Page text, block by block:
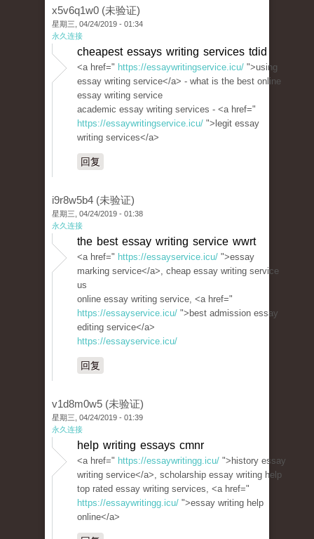
x5v6q1w0 (未验证)
星期三, 04/24/2019 - 01:34
永久连接
cheapest essays writing services tdid
<a href=" https://essaywritingservice.icu/ ">using
essay writing service</a> - what is the best online
essay writing service
academic essay writing services - <a href="
https://essaywritingservice.icu/ ">legit essay
writing services</a>
回复
i9r8w5b4 (未验证)
星期三, 04/24/2019 - 01:38
永久连接
the best essay writing service wwrt
<a href=" https://essayservice.icu/ ">essay
marking service</a>, cheap essay writing service
us
online essay writing service, <a href="
https://essayservice.icu/ ">best admission essay
editing service</a>
https://essayservice.icu/
回复
v1d8m0w5 (未验证)
星期三, 04/24/2019 - 01:39
永久连接
help writing essays cmnr
<a href=" https://essaywritingg.icu/ ">history essay
writing service</a>, scholarship essay writing help
top rated essay writing services, <a href="
https://essaywritingg.icu/ ">essay writing help
online</a>